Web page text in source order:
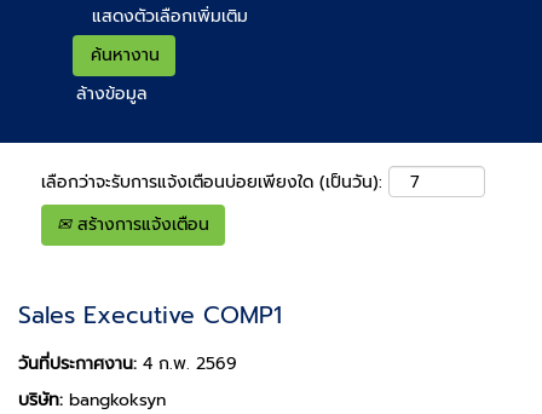
แสดงตัวเลือกเพิ่มเติม
ล้างข้อมูล
เลือกว่าจะรับการแจ้งเตือนบ่อยเพียงใด (เป็นวัน):
สร้างการแจ้งเตือน
Sales Executive COMP1
วันที่ประกาศงาน: 4 ก.พ. 2569
บริษัท: bangkoksyn